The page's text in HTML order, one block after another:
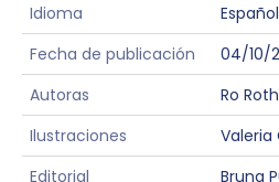
Idioma
Español
Fecha de publicación
04/10/
Autoras
Ro
Ilustraciones
Editorial
Bruna